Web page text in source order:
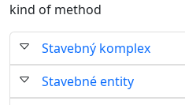
Stavebný komplex
Stavebné entity
kind of method